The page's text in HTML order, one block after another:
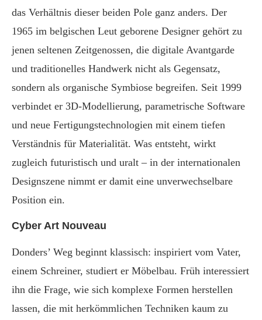
das Verhältnis dieser beiden Pole ganz anders. Der
1965 im belgischen Leut geborene Designer gehört zu
jenen seltenen Zeitgenossen, die digitale Avantgarde
und traditionelles Handwerk nicht als Gegensatz,
sondern als organische Symbiose begreifen. Seit 1999
verbindet er 3D-Modellierung, parametrische Software
und neue Fertigungstechnologien mit einem tiefen
Verständnis für Materialität. Was entsteht, wirkt
zugleich futuristisch und uralt – in der internationalen
Designszene nimmt er damit eine unverwechselbare
Position ein.
Cyber Art Nouveau
Donders’ Weg beginnt klassisch: inspiriert vom Vater,
einem Schreiner, studiert er Möbelbau. Früh interessiert
ihn die Frage, wie sich komplexe Formen herstellen
lassen, die mit herkömmlichen Techniken kaum zu